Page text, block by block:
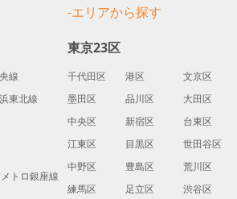
線
東北線
トロ銀座線
-エリアから探す
東京23区
千代田区 港区
文京区
墨田区
品川区
大田区
中央区
新宿区
台東区
江東区
目黒区
世田谷区
中野区
豊島区
荒川区
練馬区
足立区 渋谷区